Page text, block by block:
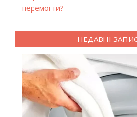
перемогти?
НЕДАВНІ